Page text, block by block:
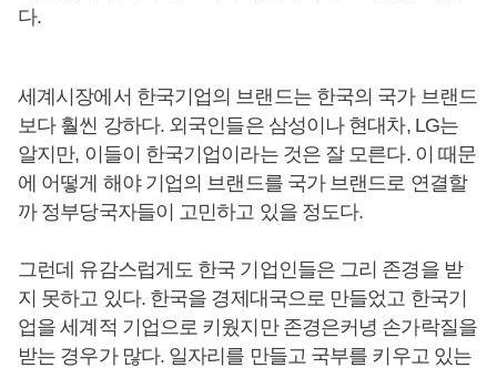
다.
세계시장에서 한국기업의 브랜드는 한국의 국가 브랜드
보다 훨씬 강하다. 외국인들은 삼성이나 현대차, LG는
알지만, 이들이 한국기업이라는 것은 잘 모른다. 이 때문
에 어떻게 해야 기업의 브랜드를 국가 브랜드로 연결할
까 정부당국자들이 고민하고 있을 정도다.
그런데 유감스럽게도 한국 기업인들은 그리 존경을 받
지 못하고 있다. 한국을 경제대국으로 만들었고 한국기
업을 세계적 기업으로 키웠지만 존경은커녕 손가락질을
받는 경우가 많다. 일자리를 만들고 국부를 키우고 있는